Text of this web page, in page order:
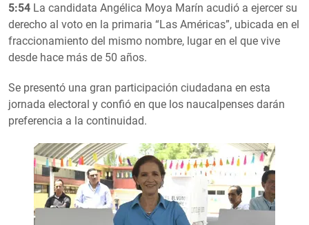
5:54 La candidata Angélica Moya Marín acudió a ejercer su
derecho al voto en la primaria “Las Américas”, ubicada en el
fraccionamiento del mismo nombre, lugar en el que vive
desde hace más de 50 años.
Se presentó una gran participación ciudadana en esta
jornada electoral y confió en que los naucalpenses darán
preferencia a la continuidad.